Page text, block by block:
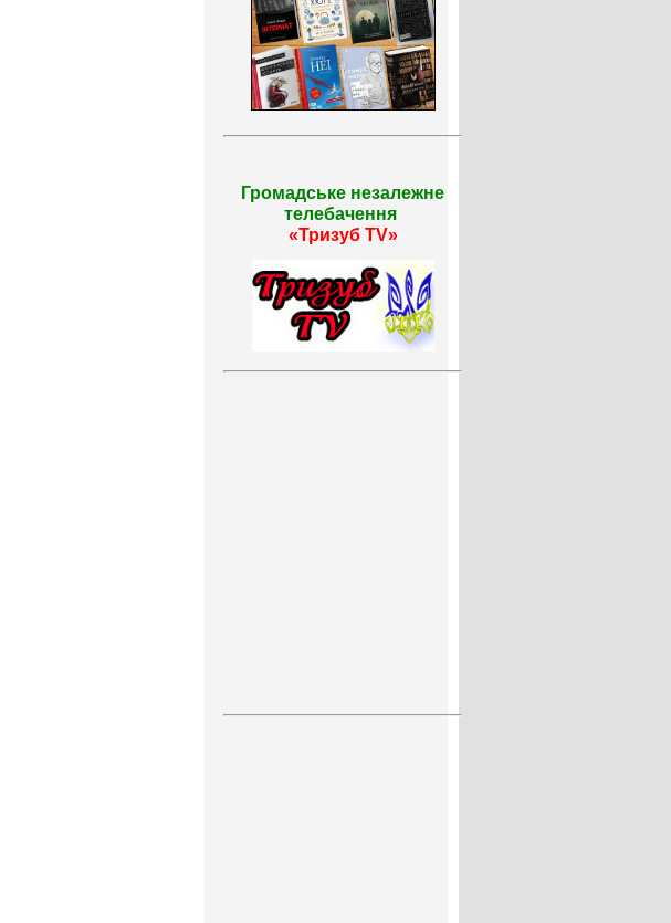
Громадське незалежне
телебачення
«Тризуб TV»